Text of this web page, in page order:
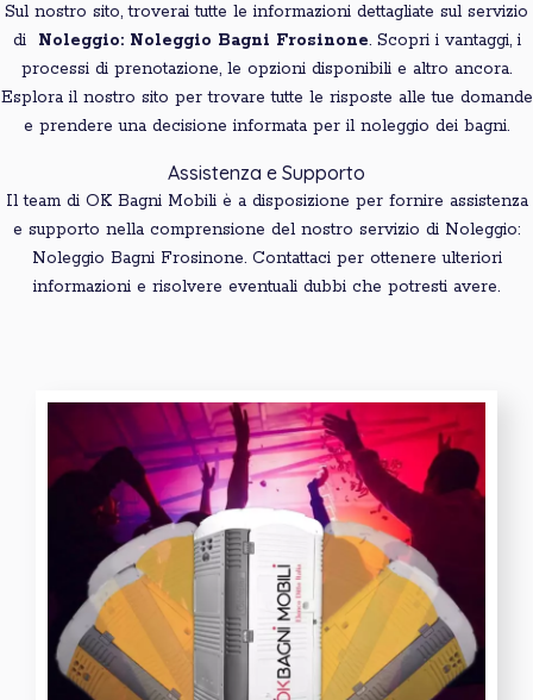
Sul nostro sito, troverai tutte le informazioni dettagliate sul servizio
di Noleggio: Noleggio Bagni Frosinone. Scopri i vantaggi, i
processi di prenotazione, le opzioni disponibili e altro ancora.
Esplora il nostro sito per trovare tutte le risposte alle tue domande
e prendere una decisione informata per il noleggio dei bagni.
Assistenza e Supporto
Il team di OK Bagni Mobili è a disposizione per fornire assistenza
e supporto nella comprensione del nostro servizio di Noleggio:
Noleggio Bagni Frosinone. Contattaci per ottenere ulteriori
informazioni e risolvere eventuali dubbi che potresti avere.